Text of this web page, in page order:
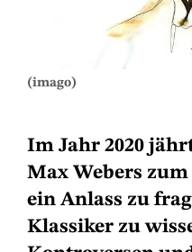
(imago)
Im Jahr 2020
Max Webers
ein Anlass zu
Klassiker zu